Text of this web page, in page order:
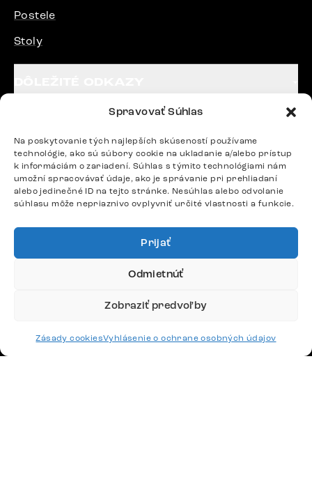
Spravovať Súhlas
Na poskytovanie tých najlepších skúseností používame
technológie, ako sú súbory cookie na ukladanie a/alebo prístup
k informáciám o zariadení. Súhlas s týmito technológiami nám
umožní spracovávať údaje, ako je správanie pri prehliadaní
alebo jedinečné ID na tejto stránke. Nesúhlas alebo odvolanie
súhlasu môže nepriaznivo ovplyvniť určité vlastnosti a funkcie.
Prijať
Odmietnúť
Zobraziť predvoľby
Zásady cookiesVyhlásenie o ochrane osobných údajov
Postele
Stoly
SLEDUJTE NÁS
Potrebujete radu? Ozvite sa.
+420 770 313 313
Po – Pia: 9:00 – 17:00
podpora@delife-shop.sk